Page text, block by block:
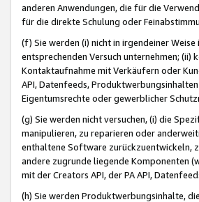
anderen Anwendungen, die für die
für die direkte Schulung oder
(f) Sie werden (i) nicht in irgendeiner
entsprechenden Versuch unternehmen;
Kontaktaufnahme mit Verkäufern oder
API, Datenfeeds,
Eigentumsrechte oder gewerblicher
(g) Sie werden nicht versuchen, (i) die
manipulieren, zu reparieren oder
enthaltene Software zurückzuentwickeln,
andere zugrunde liegende Komponenten
mit der Creators API, der PA API,
(h) Sie werden Produktwerbungsinhalte,